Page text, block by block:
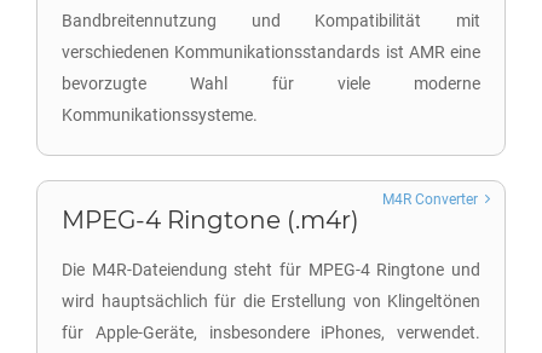
Bandbreitennutzung und Kompatibilität mit
verschiedenen Kommunikationsstandards ist AMR eine
bevorzugte Wahl für viele moderne
Kommunikationssysteme.
MPEG-4 Ringtone (.m4r)
Die M4R-Dateiendung steht für MPEG-4 Ringtone und
wird hauptsächlich für die Erstellung von Klingeltönen
für Apple-Geräte, insbesondere iPhones, verwendet.
M4R Converter